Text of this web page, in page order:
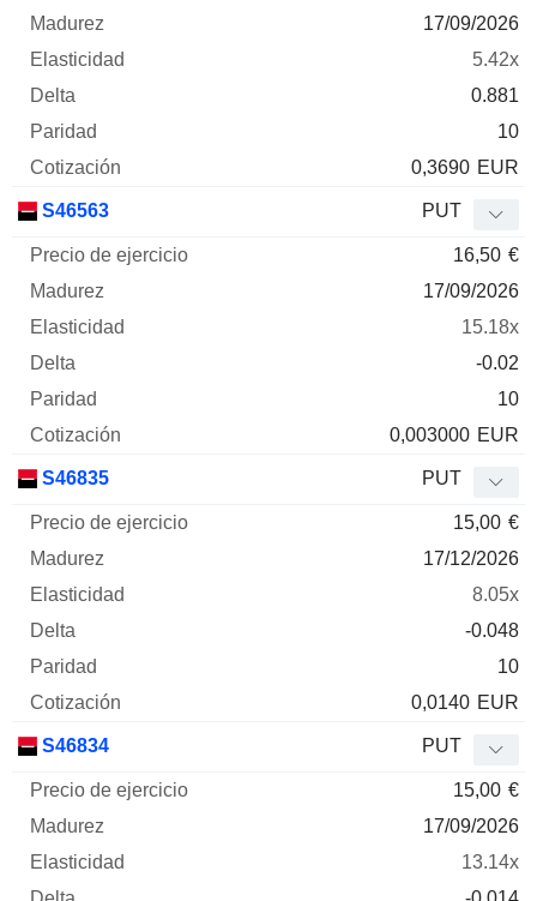
17/09/2026
5.42x
0.881
10
0,3690 EUR
S46563 PUT
16,50 €
17/09/2026
15.18x
-0.02
10
0,003000 EUR
S46835 PUT
15,00 €
17/12/2026
8.05x
-0.048
10
0,0140 EUR
S46834 PUT
15,00 €
17/09/2026
13.14x